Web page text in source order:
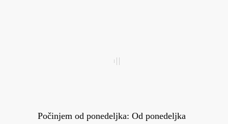
Počinjem od ponedeljka: Od ponedeljka